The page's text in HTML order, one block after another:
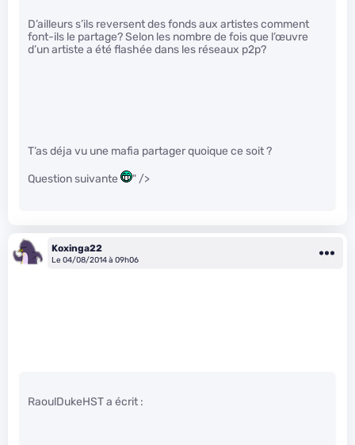
D’ailleurs s’ils reversent des fonds aux artistes comment
font-ils le partage? Selon les nombre de fois que l’œuvre
d’un artiste a été flashée dans les réseaux p2p?
T’as déja vu une mafia partager quoique ce soit ?
Question suivante " />
Koxinga22
Le 04/08/2014 à 09h06
RaoulDukeHST a écrit :